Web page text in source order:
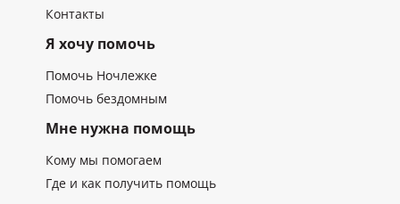
Контакты
Я хочу помочь
Помочь Ночлежке
Помочь бездомным
Мне нужна помощь
Кому мы помогаем
Где и как получить помощь